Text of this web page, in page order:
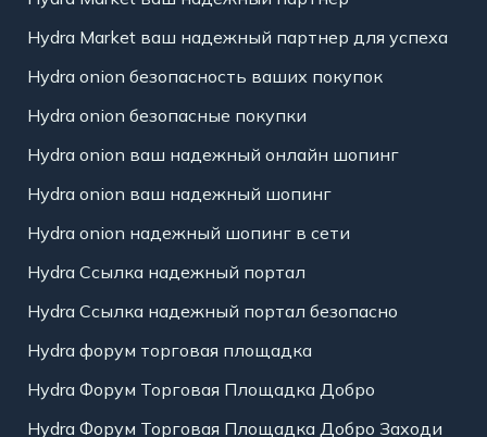
Hydra Market ваш надежный партнер для успеха
Hydra onion безопасность ваших покупок
Hydra onion безопасные покупки
Hydra onion ваш надежный онлайн шопинг
Hydra onion ваш надежный шопинг
Hydra onion надежный шопинг в сети
Hydra Ссылка надежный портал
Hydra Ссылка надежный портал безопасно
Hydra форум торговая площадка
Hydra Форум Торговая Площадка Добро
Hydra Форум Торговая Площадка Добро Заходи